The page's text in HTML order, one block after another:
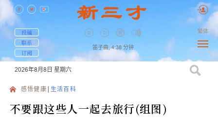
投稿
联系
订阅
笛子曲, 4:38 分钟
繁体
2026年8月8日 星期六
感悟健康 生活百科
不要跟这些人一起去旅行(组图)